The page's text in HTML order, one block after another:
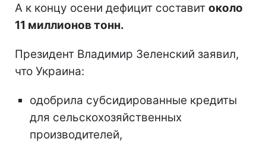
А к концу осени дефицит составит около
11 миллионов тонн.
Президент Владимир Зеленский заявил,
что Украина:
одобрила субсидированные кредиты
для сельскохозяйственных
производителей,